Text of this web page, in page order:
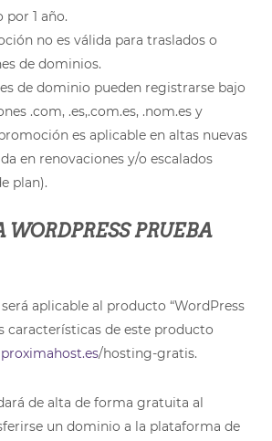
1 año.
no es válida para traslados o
de dominios.
de dominio pueden registrarse bajo
.com, .es,.com.es, .nom.es y
es aplicable en altas nuevas
en renovaciones y/o escalados
plan).
WORDPRESS PRUEBA
aplicable al producto “WordPress
características de este producto
proximahost.es/hosting-gratis.
de alta de forma gratuita al
un dominio a la plataforma de